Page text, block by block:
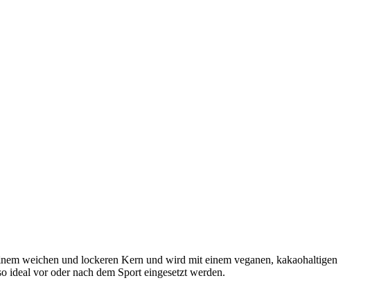
weichen und lockeren Kern und wird mit einem veganen, kakaohaltigen
vor oder nach dem Sport eingesetzt werden.